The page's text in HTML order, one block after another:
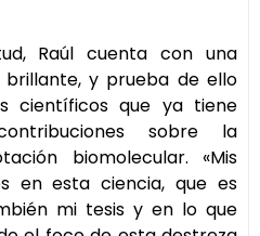
Raúl cuenta con una
y prueba de ello
científicos que ya tiene
sobre la
biomolecular. «Mis
en esta ciencia, que es
mi tesis y en lo que